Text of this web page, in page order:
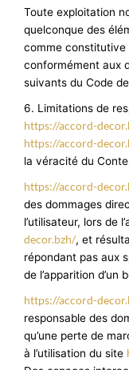
Toute exploitation
quelconque des
comme constitutive
conformément aux
suivants du Code
6. Limitations de
https://accord-
https://accord-
la véracité du
https://accord-
des dommages
l’utilisateur, lors de
decor.bzh/, et
répondant pas aux
de l’apparition d’un
https://accord-
responsable des
qu’une perte de
à l’utilisation du site